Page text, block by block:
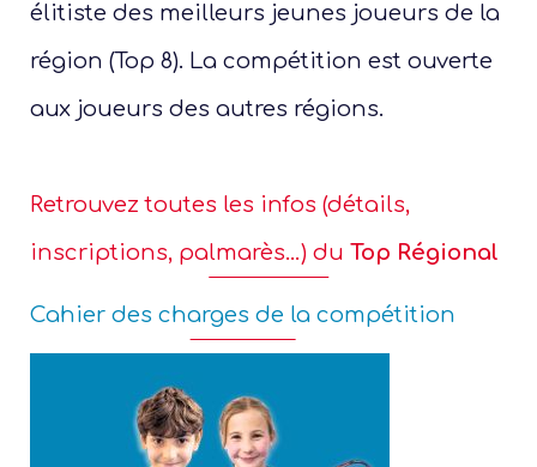
élitiste des meilleurs jeunes joueurs de la
région (Top 8). La compétition est ouverte
aux joueurs des autres régions.
Retrouvez toutes les infos (détails,
inscriptions, palmarès…) du Top Régional
Cahier des charges de la compétition